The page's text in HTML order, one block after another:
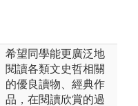
希望同學能更廣泛地
閱讀各類文史哲相關
的優良讀物、經典作
品，在閱讀欣賞的過